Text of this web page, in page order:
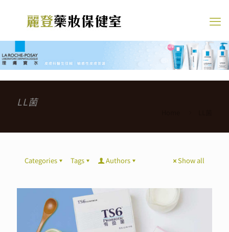
LL菌
Categories Tags Authors Show all